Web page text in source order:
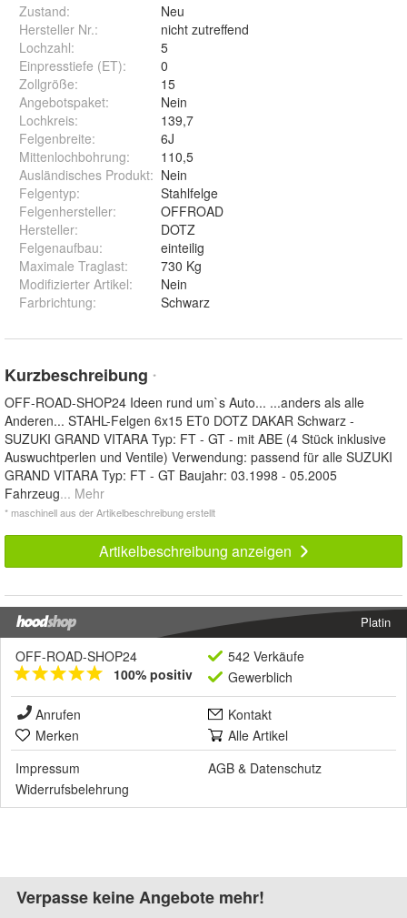
Zustand:
Neu
Hersteller Nr.:
nicht zutreffend
Lochzahl:
5
Einpresstiefe (ET):
0
Zollgröße:
15
Angebotspaket:
Nein
Lochkreis:
139,7
Felgenbreite:
6J
Mittenlochbohrung:
110,5
Ausländisches Produkt: Nein
Felgentyp:
Stahlfelge
Felgenhersteller:
OFFROAD
Hersteller:
DOTZ
Felgenaufbau:
einteilig
Maximale Traglast:
730 Kg
Modifizierter Artikel:
Nein
Farbrichtung: Schwarz
Kurzbeschreibung *
OFF-ROAD-SHOP24 Ideen rund um`s Auto... ...anders als alle
Anderen... STAHL-Felgen 6x15 ET0 DOTZ DAKAR Schwarz -
SUZUKI GRAND VITARA Typ: FT - GT - mit ABE (4 Stück inklusive
Auswuchtperlen und Ventile) Verwendung: passend für alle SUZUKI
GRAND VITARA Typ: FT - GT Baujahr: 03.1998 - 05.2005
Fahrzeug... Mehr
* maschinell aus der Artikelbeschreibung erstellt
Artikelbeschreibung anzeigen
Platin
OFF-ROAD-SHOP24
100% positiv
542 Verkäufe
Gewerblich
Anrufen
Kontakt
Merken
Alle Artikel
Impressum
AGB & Datenschutz
Widerrufsbelehrung
Verpasse keine Angebote mehr!